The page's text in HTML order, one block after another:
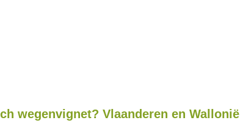
wegenvignet? Vlaanderen en Wallonië